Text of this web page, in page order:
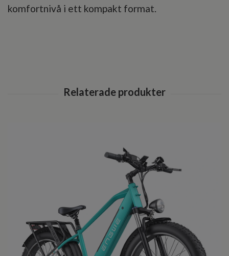
komfortnivå i ett kompakt format.